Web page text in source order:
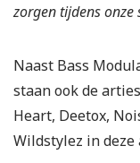
zorgen tijdens onze
Naast Bass
staan ook de
Heart, Deetox,
Wildstylez in deze